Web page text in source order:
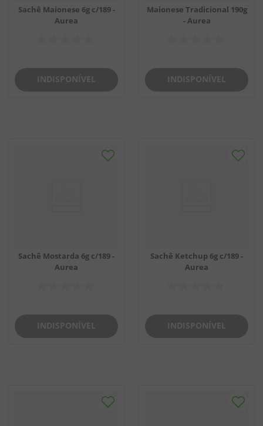
Sachê Maionese 6g c/189 -
Aurea
INDISPONÍVEL
Maionese Tradicional 190g
- Aurea
INDISPONÍVEL
Sachê Mostarda 6g c/189 -
Aurea
INDISPONÍVEL
Sachê Ketchup 6g c/189 -
Aurea
INDISPONÍVEL